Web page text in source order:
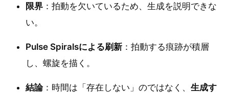
限界 ：拍動を欠いているため、生成を説明できな
い。
Pulse Spiralsによる刷新 ：拍動する痕跡が積層
し、螺旋を描く。
結論：時間は「存在しない」のではなく、 生成す